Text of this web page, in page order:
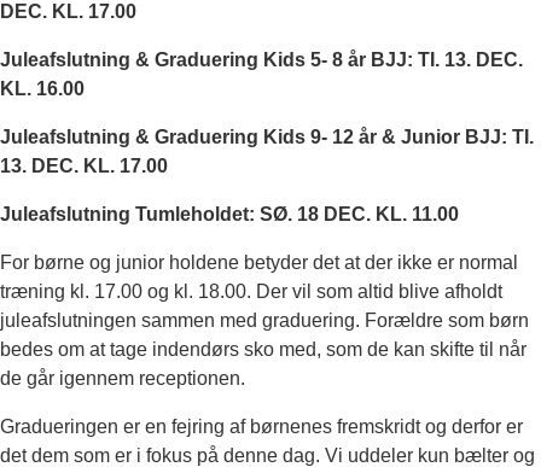
DEC. KL. 17.00
Juleafslutning & Graduering Kids 5- 8 år BJJ: TI. 13. DEC.
KL. 16.00
Juleafslutning & Graduering Kids 9- 12 år & Junior BJJ: TI.
13. DEC. KL. 17.00
Juleafslutning Tumleholdet: SØ. 18 DEC. KL. 11.00
For børne og junior holdene betyder det at der ikke er normal
træning kl. 17.00 og kl. 18.00. Der vil som altid blive afholdt
juleafslutningen sammen med graduering. Forældre som børn
bedes om at tage indendørs sko med, som de kan skifte til når
de går igennem receptionen.
Gradueringen er en fejring af børnenes fremskridt og derfor er
det dem som er i fokus på denne dag. Vi uddeler kun bælter og